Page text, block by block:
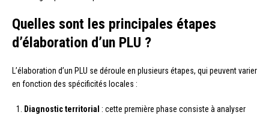
Quelles sont les principales étapes
d’élaboration d’un PLU ?
L’élaboration d’un PLU se déroule en plusieurs étapes, qui peuvent varier
en fonction des spécificités locales :
Diagnostic territorial : cette première phase consiste à analyser